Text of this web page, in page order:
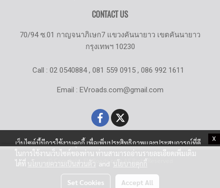
X
CONTACT US
70/94 ซ.01 กาญจนาภิเษก7 แขวงคันนายาว เขตคันนายาว
กรุงเทพฯ 10230
Call : 02 0540884 , 081 559 0915 , 086 992 1611
Email : EVroads.com@gmail.com
© Copyright EV-Roads.com All Right Reserved
เว็บไซต์นี้มีการใช้งานคุกกี้ เพื่อเพิ่มประสิทธิภาพและประสบการณ์ที่ดี
ในการใช้งานเว็บไซต์ของท่าน ท่านสามารถอ่านรายละเอียดเพิ่มเติม
ได้ที่ นโยบายความเป็นส่วนตัว and นโยบายคุกกี้
Set Cookies Accept All